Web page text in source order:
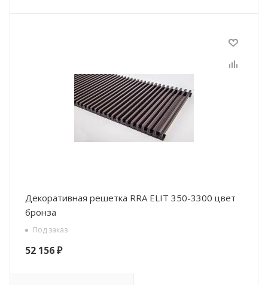
Декоративная решетка RRA ELIT 350-3300 цвет
бронза
Под заказ
52 156₽